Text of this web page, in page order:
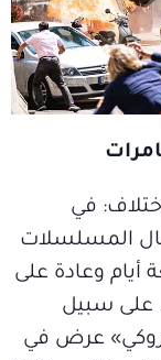
في
المسلسلات
أيام وعادة على
على سبيل
«روكي» عرض في